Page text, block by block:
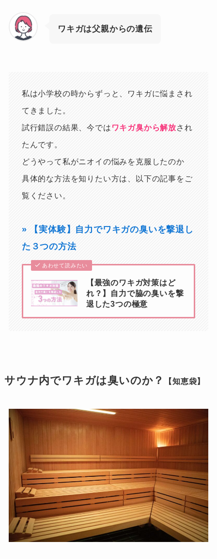
ワキガは父親からの遺伝
私は小学校の時からずっと、ワキガに悩まされ
てきました。
試行錯誤の結果、今では ワキガ臭から解放され
たんです。
どうやって私がニオイの悩みを克服したのか
具体的な方法を知りたい方は、以下の記事をご
覧ください。
» 【実体験】自力でワキガの臭いを撃退し
た３つの方法
あわせて読みたい
【最強のワキガ対策はど
れ？】自力で脇の臭いを撃
退した3つの極意
サウナ内でワキガは臭いのか？ 【知恵袋】